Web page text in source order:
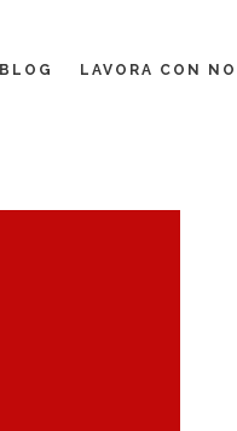
BLOG LAVORA CON NOI